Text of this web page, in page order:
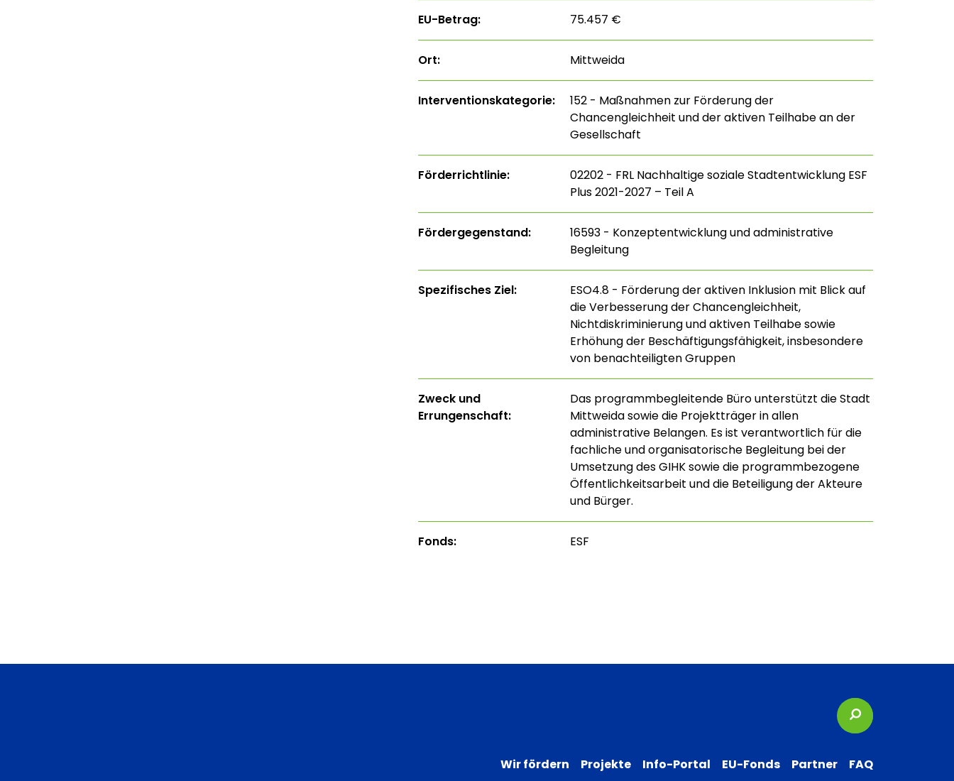
EU-Betrag: 75.457 €
Ort: Mittweida
Interventions­kategorie:
152 - Maßnahmen zur Förderung der
Chancengleichheit und der aktiven Teilhabe an der
Gesellschaft
Förderrichtlinie:
02202 - FRL Nachhaltige soziale Stadtentwicklung ESF
Plus 2021-2027 – Teil A
Fördergegenstand:
16593 - Konzeptentwicklung und administrative
Begleitung
Spezifisches Ziel:
ESO4.8 - Förderung der aktiven Inklusion mit Blick auf
die Verbesserung der Chancengleichheit,
Nichtdiskriminierung und aktiven Teilhabe sowie
Erhöhung der Beschäftigungsfähigkeit, insbesondere
von benachteiligten Gruppen
Zweck und
Errungenschaft:
Das programmbegleitende Büro unterstützt die Stadt
Mittweida sowie die Projektträger in allen
administrative Belangen. Es ist verantwortlich für die
fachliche und organisatorische Begleitung bei der
Umsetzung des GIHK sowie die programmbezogene
Öffentlichkeitsarbeit und die Beteiligung der Akteure
und Bürger.
Fonds: ESF
Suchbegriffe
Wir fördern Projekte Info-Portal EU-Fonds Partner FAQ